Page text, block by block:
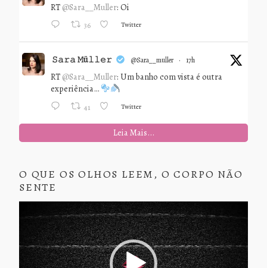
RT @Sara__Muller: Oi
36 Twitter
𝚂𝚊𝚛𝚊 𝙼ü𝚕𝚕𝚎𝚛 @sara__muller · 17h
RT @Sara__Muller: Um banho com vista é outra
experiência…
41 Twitter
Leia Mais...
O QUE OS OLHOS LEEM, O CORPO NÃO
SENTE
de
vídeo